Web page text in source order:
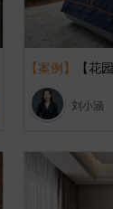
【案例】 【花
刘小涵